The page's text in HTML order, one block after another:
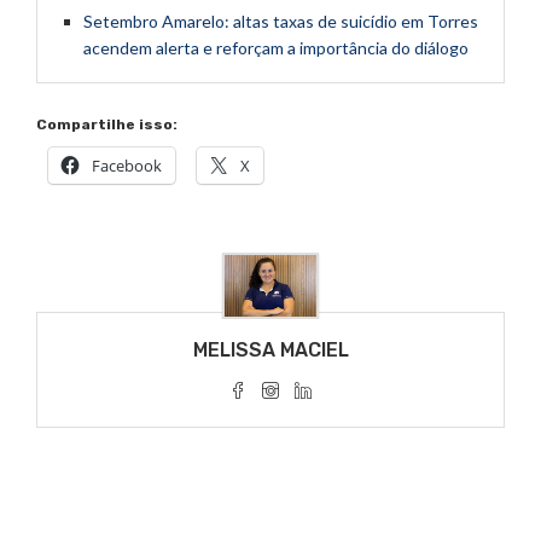
Setembro Amarelo: altas taxas de suicídio em Torres
acendem alerta e reforçam a importância do diálogo
Compartilhe isso:
Facebook X
MELISSA MACIEL